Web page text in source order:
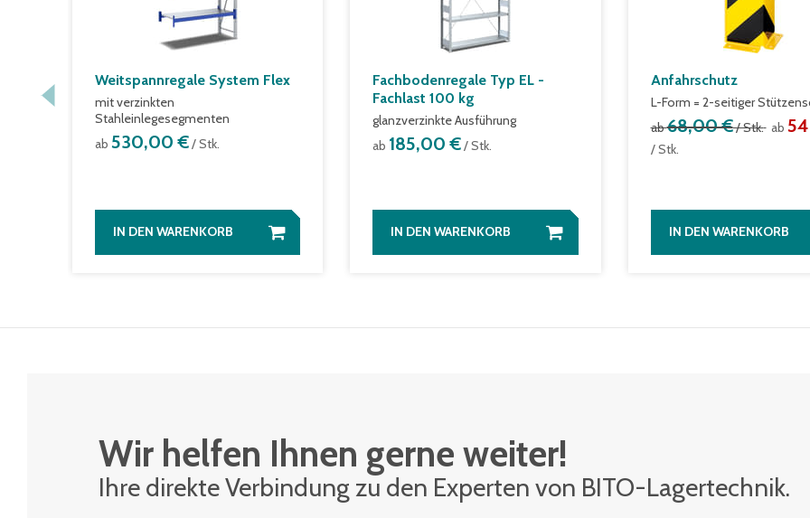
Weitspannregale System Flex
mit verzinkten
Stahleinlegesegmenten
ab 530,00 €/ Stk.
IN DEN WARENKORB
Fachbodenregale Typ EL -
Fachlast 100 kg
glanzverzinkte Ausführung
ab 185,00 €/ Stk.
IN DEN WARENKORB
Anfahrschutz
L-Form = 2-seitiger
ab68,00 €/ Stk. ab
/ Stk.
IN DEN WARENKORB
Wir helfen Ihnen gerne weiter!
Ihre di­rek­te Ver­bin­dung zu den Ex­per­ten von BITO-La­ger­tech­nik.